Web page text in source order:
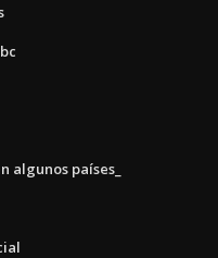
algunos países_